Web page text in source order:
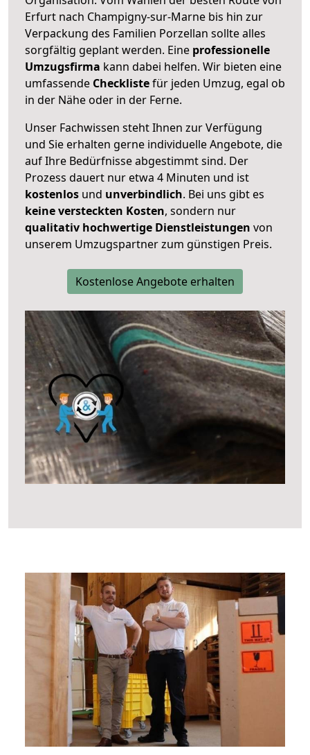
Erfurt nach Champigny-sur-Marne bis hin zur
Verpackung des Familien Porzellan sollte alles
sorgfältig geplant werden. Eine professionelle
Umzugsfirma kann dabei helfen. Wir bieten eine
umfassende Checklistefür jeden Umzug, egal ob
in der Nähe oder in der Ferne.
Unser Fachwissen steht Ihnen zur Verfügung
und Sie erhalten gerne individuelle Angebote, die
auf Ihre Bedürfnisse abgestimmt sind. Der
Prozess dauert nur etwa 4 Minuten und ist
kostenlos und unverbindlich. Bei uns gibt es
keine versteckten Kosten, sondern nur
qualitativ hochwertige Dienstleistungen von
unserem Umzugspartner zum günstigen Preis.
Kostenlose Angebote erhalten